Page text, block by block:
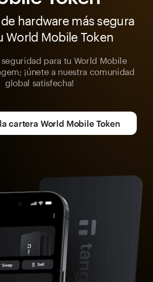
hardware más segura
World Mobile Token
para tu World Mobile
¡únete a nuestra comunidad
global satisfecha!
cartera World Mobile Token